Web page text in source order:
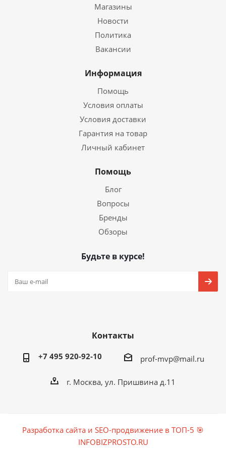
Магазины
Новости
Политика
Вакансии
Информация
Помощь
Условия оплаты
Условия доставки
Гарантия на товар
Личный кабинет
Помощь
Блог
Вопросы
Бренды
Обзоры
Будьте в курсе!
Контакты
+7 495 920-92-10 prof-mvp@mail.ru
г. Москва, ул. Пришвина д.11
Разработка сайта и SEO-продвижение в ТОП-5 🎯
INFOBIZPROSTO.RU